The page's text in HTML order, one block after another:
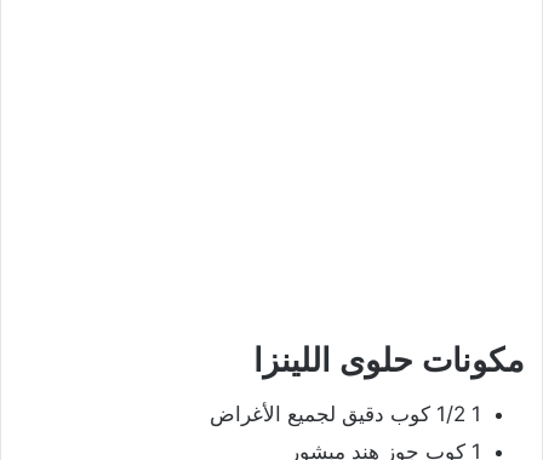
مكونات حلوى اللينزا
1 1/2 كوب دقيق لجميع الأغراض
1 كوب جوز هند مبشور